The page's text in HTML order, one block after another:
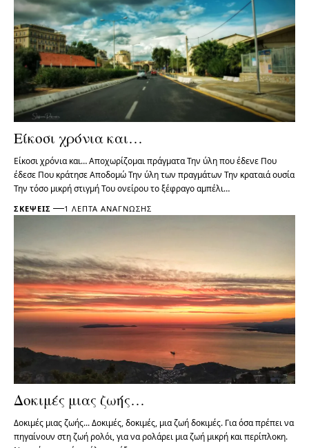
Είκοσι χρόνια και…
Είκοσι χρόνια και… Αποχωρίζομαι πράγματα Την ύλη που έδενε Που
έδεσε Που κράτησε Αποδομώ Την ύλη των πραγμάτων Την κραταιά ουσία
Την τόσο μικρή στιγμή Του ονείρου το ξέφραγο αμπέλι…
ΣΚΈΨΕΙΣ 1 ΛΕΠΤΆ ΑΝΆΓΝΩΣΗΣ
Δοκιμές μιας ζωής…
Δοκιμές μιας ζωής... Δοκιμές, δοκιμές, μια ζωή δοκιμές. Για όσα πρέπει να
πηγαίνουν στη ζωή ρολόι, για να ρολάρει μια ζωή μικρή και περίπλοκη.